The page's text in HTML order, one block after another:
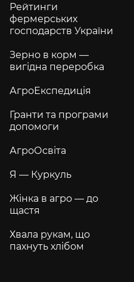
Рейтинги
фермерських
господарств України
Зерно в корм —
вигідна переробка
АгроЕкспедиція
Гранти та програми
допомоги
АгроОсвіта
Я — Куркуль
Жінка в агро — до
щастя
Хвала рукам, що
пахнуть хлібом